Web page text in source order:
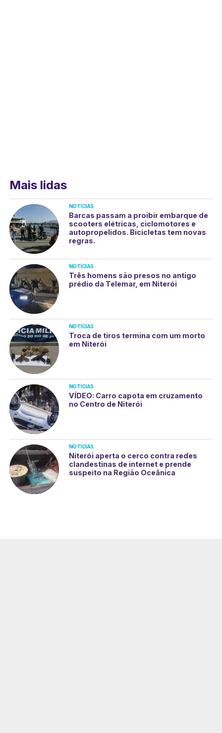
Mais lidas
NOTÍCIAS
Barcas passam a proibir embarque de
scooters elétricas, ciclomotores e
autopropelidos. Bicicletas tem novas
regras.
NOTÍCIAS
Três homens são presos no antigo
prédio da Telemar, em Niterói
NOTÍCIAS
Troca de tiros termina com um morto
em Niterói
NOTÍCIAS
VÍDEO: Carro capota em cruzamento
no Centro de Niterói
NOTÍCIAS
Niterói aperta o cerco contra redes
clandestinas de internet e prende
suspeito na Região Oceânica